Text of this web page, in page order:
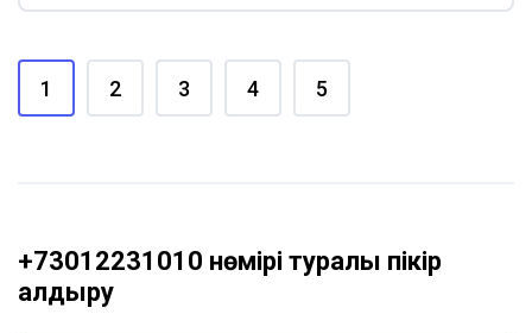
1 2 3 4 5
+73012231010 нөмірі туралы пікір
қалдыру